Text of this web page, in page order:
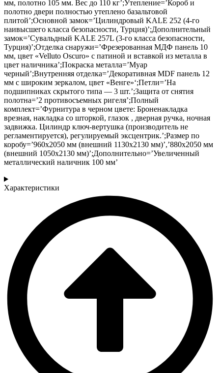
мм, полотно 105 мм. Вес до 110 кг’;Утепление=’Короб и
полотно двери полностью утеплено базальтовой
плитой’;Основной замок=’Цилиндровый KALE 252 (4-го
наивысшего класса безопасности, Турция)’;Дополнительный
замок=’Сувальдный KALE 257L (3-го класса безопасности,
Турция)’;Отделка снаружи=’Фрезерованная МДФ панель 10
мм, цвет «Velluto Oscuro» с патиной и вставкой из металла в
цвет наличника’;Покраска металла=’Муар
черный’;Внутренняя отделка=’Декоративная MDF панель 12
мм с широким зеркалом, цвет «Венге»‘;Петли=’На
подшипниках скрытого типа — 3 шт.’;Защита от снятия
полотна=’2 противосъемных ригеля’;Полный
комплект=’Фурнитура в черном цвете: Броненакладка
врезная, накладка со шторкой, глазок , дверная ручка, ночная
задвижка. Цилиндр ключ-вертушка (производитель не
регламентируется), регулируемый эксцентрик.’;Размер по
коробу=’960х2050 мм (внешний 1130х2130 мм)’,’880х2050 мм
(внешний 1050х2130 мм)’;Дополнительно=’Увеличенный
металлический наличник 100 мм’
Характеристики